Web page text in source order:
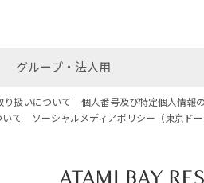
グループ・法人用
り扱いについて 個人番号及び特定個人情報
て
ソーシャルメディアポリシー（東京ドー